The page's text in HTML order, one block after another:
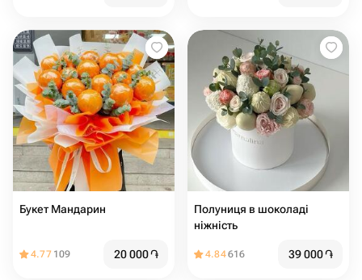
Букет Мандарин
4.77 109 20 000֏
Полуниця в шоколаді
ніжність
4.84616 39 000֏